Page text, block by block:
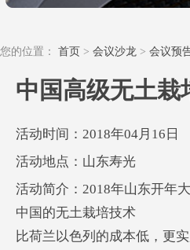
小禾
您的位置： 首页 > 会议沙龙 > 会议预
中国高级无土栽
活动时间：2018年04月16日
活动地点：山东寿光
活动简介：2018年山东开年
中国的无土栽培技术
比荷兰以色列的成本低，更实